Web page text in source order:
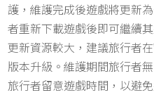
護，維護完成後遊戲將更新
者重新下載遊戲後即可繼續
更新資源較大，建議旅行者
版本升級。維護期間旅行者
旅行者留意遊戲時間，以避